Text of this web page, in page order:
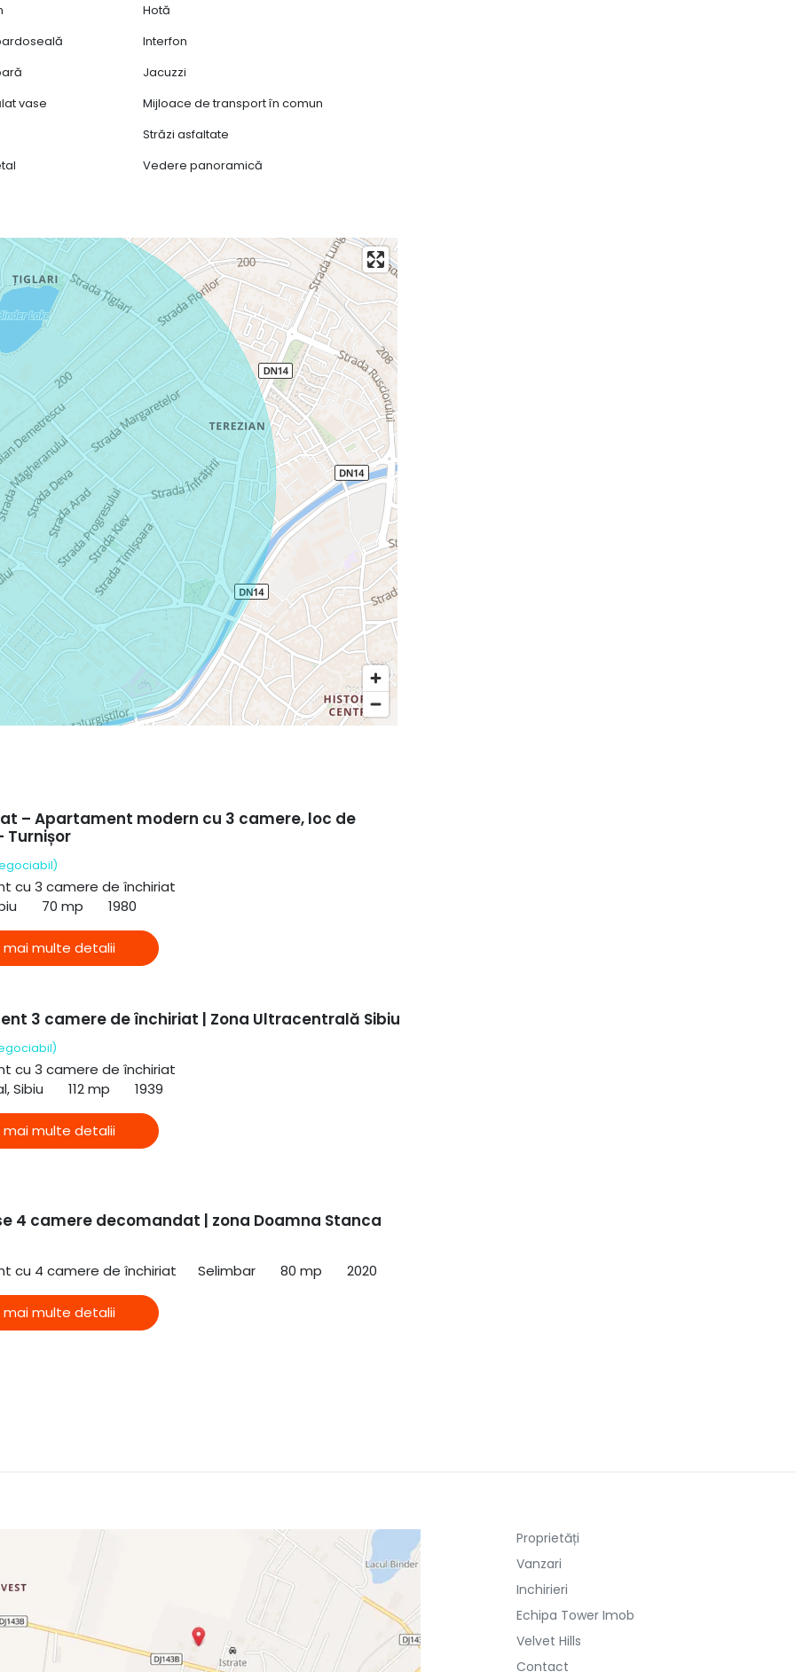
Hotă
Interfon
Jacuzzi
vase
Mijloace de transport în comun
Străzi asfaltate
Vedere panoramică
– Apartament modern cu 3 camere, loc de
Turnișor
cu 3 camere de închiriat
70 mp 1980
mai multe detalii
3 camere de închiriat | Zona Ultracentrală Sibiu
cu 3 camere de închiriat
Sibiu
112 mp 1939
mai multe detalii
4 camere decomandat | zona Doamna Stanca
cu 4 camere de închiriat Selimbar 80 mp 2020
mai multe detalii
Proprietăți
Vanzari
Inchirieri
Echipa Tower Imob
Velvet Hills
Contact